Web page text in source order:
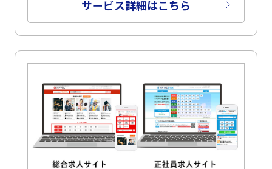
サービス詳細はこちら